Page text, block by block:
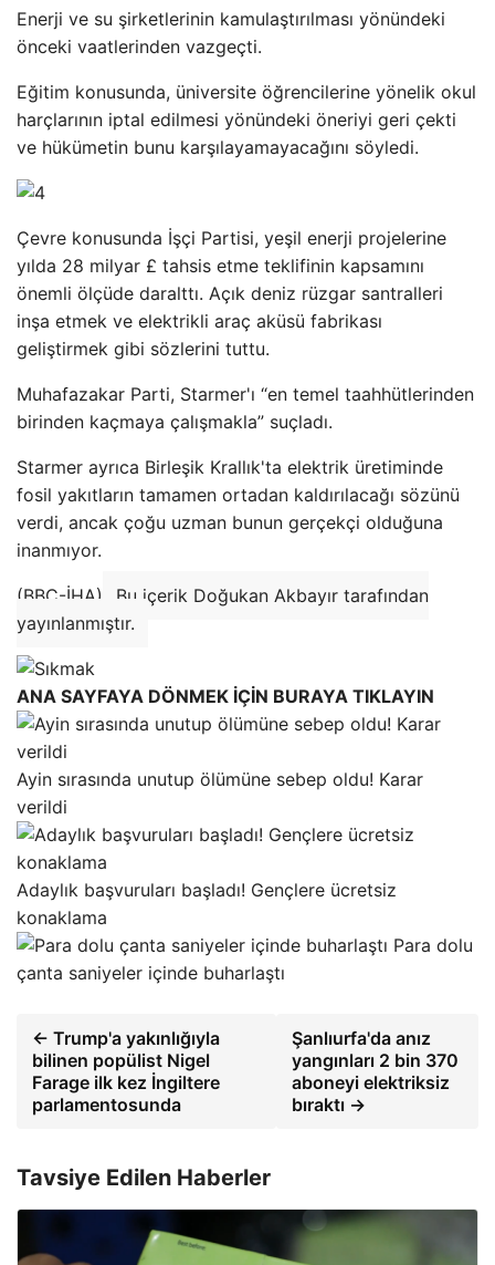
Enerji ve su şirketlerinin kamulaştırılması yönündeki
önceki vaatlerinden vazgeçti.
Eğitim konusunda, üniversite öğrencilerine yönelik okul
harçlarının iptal edilmesi yönündeki öneriyi geri çekti
ve hükümetin bunu karşılayamayacağını söyledi.
Çevre konusunda İşçi Partisi, yeşil enerji projelerine
yılda 28 milyar £ tahsis etme teklifinin kapsamını
önemli ölçüde daralttı. Açık deniz rüzgar santralleri
inşa etmek ve elektrikli araç aküsü fabrikası
geliştirmek gibi sözlerini tuttu.
Muhafazakar Parti, Starmer'ı “en temel taahhütlerinden
birinden kaçmaya çalışmakla” suçladı.
Starmer ayrıca Birleşik Krallık'ta elektrik üretiminde
fosil yakıtların tamamen ortadan kaldırılacağı sözünü
verdi, ancak çoğu uzman bunun gerçekçi olduğuna
inanmıyor.
(BBC-İHA)
Bu içerik Doğukan Akbayır tarafından
yayınlanmıştır.
ANA SAYFAYA DÖNMEK İÇİN BURAYA TIKLAYIN
Ayin sırasında unutup ölümüne sebep oldu! Karar
verildi
Adaylık başvuruları başladı! Gençlere ücretsiz
konaklama
Para dolu
çanta saniyeler içinde buharlaştı
← Trump'a yakınlığıyla
bilinen popülist Nigel
Farage ilk kez İngiltere
parlamentosunda
Şanlıurfa'da anız
yangınları 2 bin 370
aboneyi elektriksiz
bıraktı →
Tavsiye Edilen Haberler